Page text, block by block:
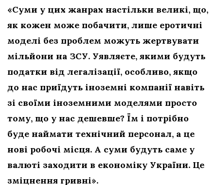
«Суми у цих жанрах настільки великі, що,
як кожен може побачити, лише еротичні
моделі без проблем можуть жертвувати
мільйони на ЗСУ. Уявляєте, якими будуть
податки від легалізації, особливо, якщо
до нас приїдуть іноземні компанії навіть
зі своїми іноземними моделями просто
тому, що у нас дешевше? Їм і потрібно
буде наймати технічний персонал, а це
нові робочі місця. А суми будуть саме у
валюті заходити в економіку України. Це
зміцнення гривні».